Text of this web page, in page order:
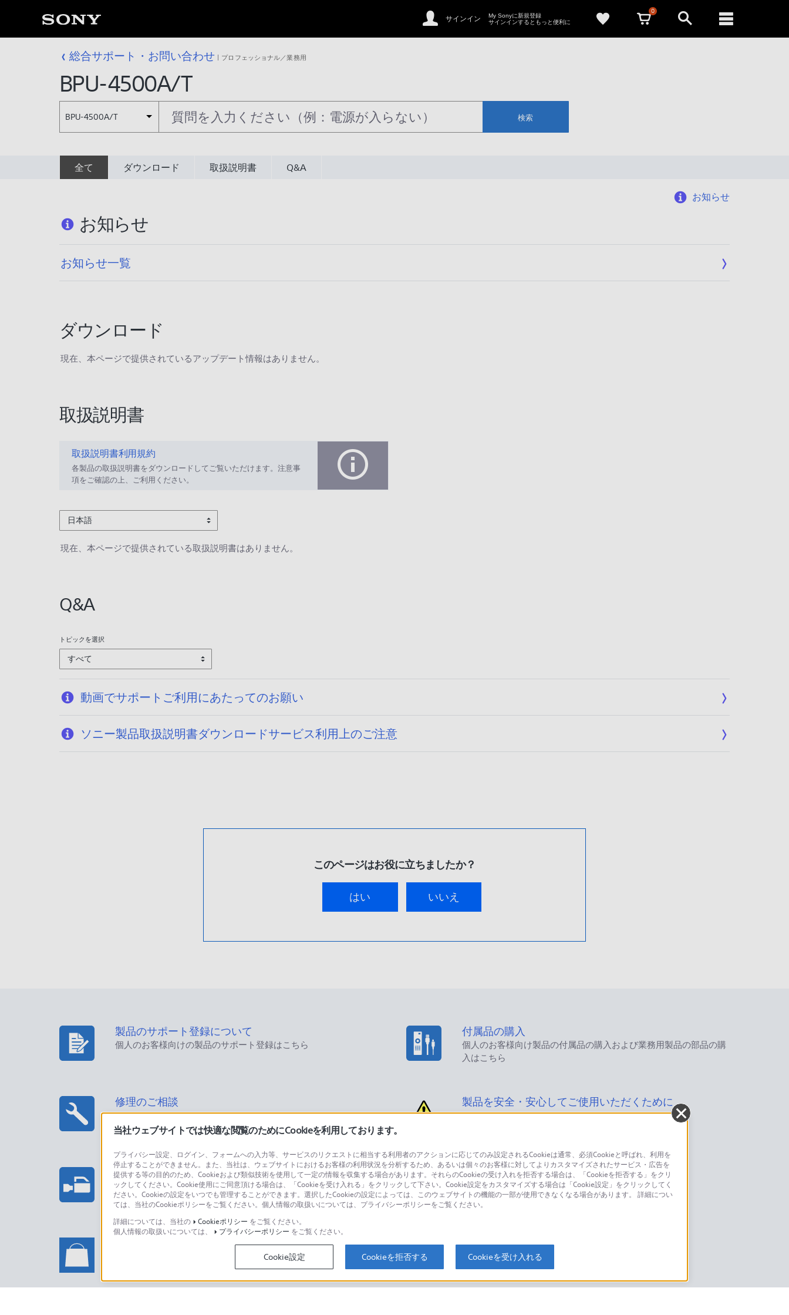
サインイン
My Sonyに新規登録
サインインするともっと便利に
0
総合サポート・お問い合わせ プロフェッショナル／業務用
BPU-4500A/T
BPU-4500A/T 検索
全て ダウンロード 取扱説明書 Q&A
お知らせ
お知らせ
お知らせ一覧
ダウンロード
現在、本ページで提供されているアップデート情報はありません。
取扱説明書
取扱説明書利用規約
各製品の取扱説明書をダウンロードしてご覧いただけます。注意事
項をご確認の上、ご利用ください。
日本語
現在、本ページで提供されている取扱説明書はありません。
Q&A
トピックを選択
すべて
動画でサポートご利用にあたってのお願い
ソニー製品取扱説明書ダウンロードサービス利用上のご注意
このページはお役に立ちましたか？
はい いいえ
製品のサポート登録について
個人のお客様向けの製品のサポート登録はこちら
付属品の購入
個人のお客様向け製品の付属品の購入および業務用製品の部品の購
入はこちら
修理のご相談 製品を安全・安心してご使用いただくために
プロフェッショナル/業務用製品に関するお問い合わせ
法人のお客様はこちら
製品に関するお問い合わせ
個人のお客様はこちら
ソニーストアでのお買い物に関するご利用ガイド・お問
ソニーストアのご利用方法・サービスに関してのご案内はこちら
海外仕様製品
オーバーシーズモデルに関してのご案内はこちら
当社ウェブサイトでは快適な閲覧のためにCookieを利用しております。
プライバシー設定、ログイン、フォームへの入力等、サービスのリクエストに相当する利用者のアクションに応じてのみ設定されるCookieは通常、必須Cookieと呼ばれ、利用を
停止することができません。また、当社は、ウェブサイトにおけるお客様の利用状況を分析するため、あるいは個々のお客様に対してよりカスタマイズされたサービス・広告を
提供する等の目的のため、Cookieおよび類似技術を使用して一定の情報を収集する場合があります。それらのCookieの受け入れを拒否する場合は、「Cookieを拒否する」をクリ
ックしてください。Cookie使用にご同意頂ける場合は、「Cookieを受け入れる」をクリックして下さい。Cookie設定をカスタマイズする場合は「Cookie設定」をクリックしてく
ださい。Cookieの設定をいつでも管理することができます。選択したCookieの設定によっては、このウェブサイトの機能の一部が使用できなくなる場合があります。 詳細につい
ては、当社のCookieポリシーをご覧ください。個人情報の取扱いについては、プライバシーポリシーをご覧ください。
詳細については、当社の
Cookieポリシー をご覧ください。
個人情報の取扱いについては、
プライバシーポリシー をご覧ください。
Cookie設定 Cookieを拒否する Cookieを受け入れる